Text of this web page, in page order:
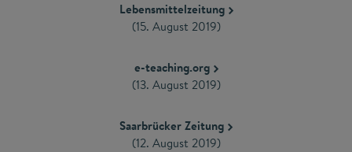
Lebensmittelzeitung
(15. August 2019)
e-teaching.org
(13. August 2019)
Saarbrücker Zeitung
(12. August 2019)